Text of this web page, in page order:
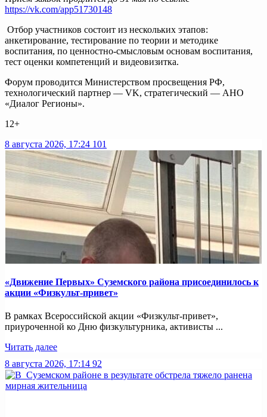
https://vk.com/app51730148
Отбор участников состоит из нескольких этапов:
анкетирование, тестирование по теории и методике
воспитания, по ценностно-смысловым основам воспитания,
тест оценки компетенций и видеовизитка.
Форум проводится Министерством просвещения РФ,
технологический партнер — VK, стратегический — АНО
«Диалог Регионы».
12+
8 августа 2026, 17:24 101
«Движение Первых» Суземского района присоединилось к
акции «Физкульт-привет»
В рамках Всероссийской акции «Физкульт-привет»,
приуроченной ко Дню физкультурника, активисты ...
Читать далее
8 августа 2026, 17:14 92